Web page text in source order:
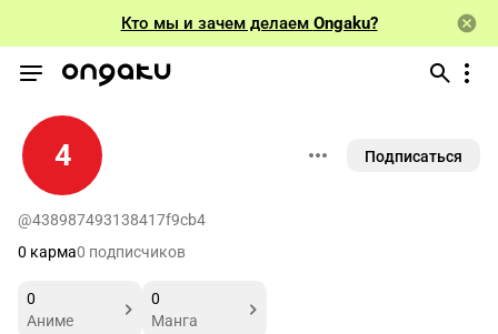
Кто мы и зачем делаем Ongaku?
4 Подписаться
@438987493138417f9cb4
0 карма0 подписчиков
0
Аниме
0
Манга